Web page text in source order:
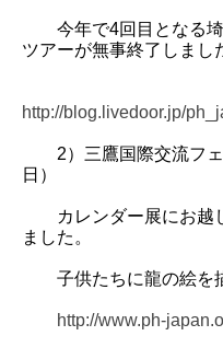
今年で4回目となる埼
ツアーが無事終了しまし
http://blog.livedoor.jp/
2）三鷹国際交流フェ
日）
カレンダー展にお越
ました。
子供たちに龍の絵を
http://www.ph-